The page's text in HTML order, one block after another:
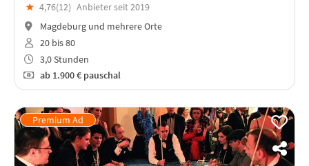
★ 4,76(12) Anbieter seit 2019
Magdeburg und mehrere Orte
20 bis 80
3,0 Stunden
ab1.900 € pauschal